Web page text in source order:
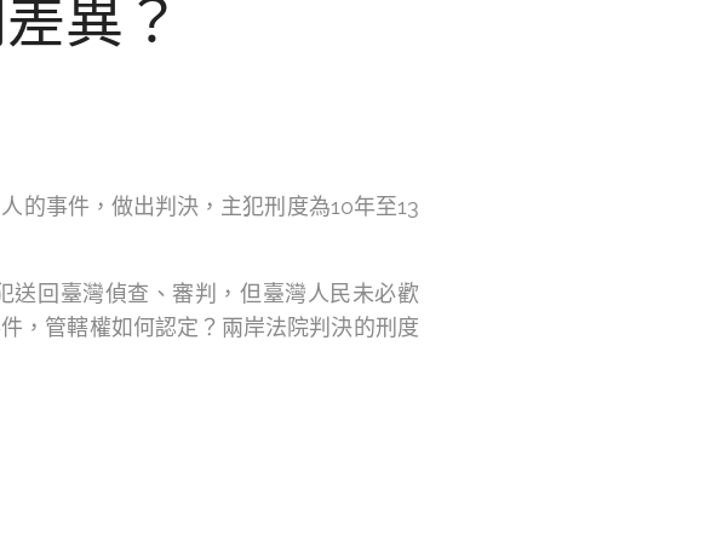
異？
的事件，做出判決，主犯刑度為10年至13
送回臺灣偵查、審判，但臺灣人民未必歡
，管轄權如何認定？兩岸法院判決的刑度